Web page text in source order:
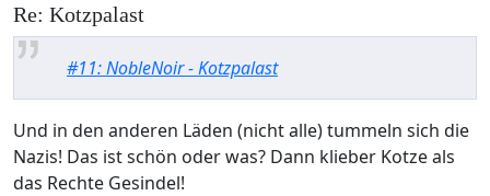
Re: Kotzpalast
#11: NobleNoir - Kotzpalast
Und in den anderen Läden (nicht alle) tummeln sich die
Nazis! Das ist schön oder was? Dann klieber Kotze als
das Rechte Gesindel!